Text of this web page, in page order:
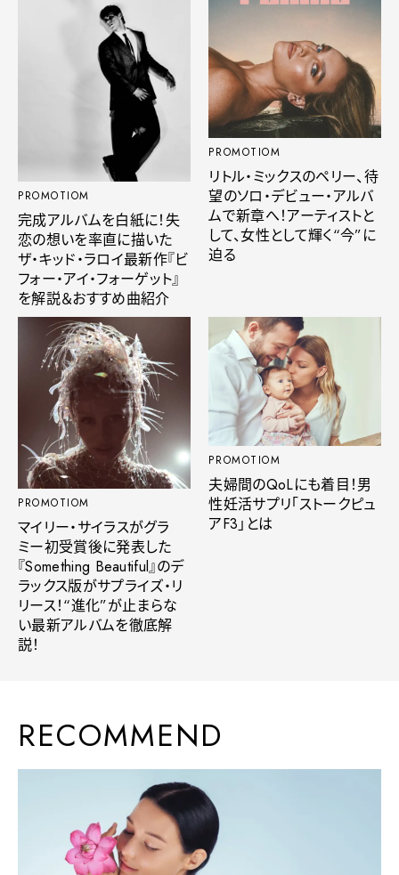
PROMOTIOM
完成アルバムを白紙に！失
恋の想いを率直に描いた
ザ・キッド・ラロイ最新作『ビ
フォー・アイ・フォーゲット』
を解説＆おすすめ曲紹介
PROMOTIOM
リトル・ミックスのペリー、待
望のソロ・デビュー・アルバ
ムで新章へ！アーティストと
して、女性として輝く“今”に
迫る
PROMOTIOM
マイリー・サイラスがグラ
ミー初受賞後に発表した
『Something Beautiful』のデ
ラックス版がサプライズ・リ
リース！“進化”が止まらな
い最新アルバムを徹底解
説！
PROMOTIOM
夫婦間のQoLにも着目！男
性妊活サプリ「ストークピュ
アF3」とは
RECOMMEND